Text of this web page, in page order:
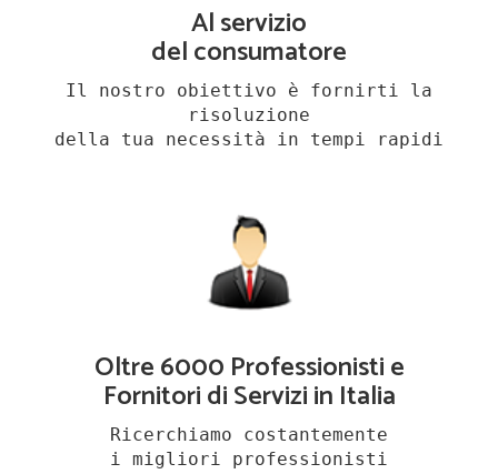
Al servizio
del consumatore
Il nostro obiettivo è fornirti la
risoluzione
della tua necessità in tempi rapidi
Oltre 6000 Professionisti e
Fornitori di Servizi in Italia
Ricerchiamo costantemente
i migliori professionisti